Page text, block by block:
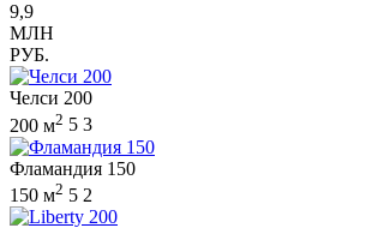
9,9
МЛН
РУБ.
Челси 200
200 м2 5 3
Фламандия 150
150 м2 5 2